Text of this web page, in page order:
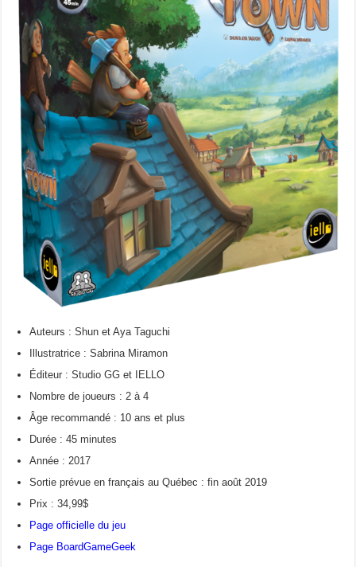
Auteurs : Shun et Aya Taguchi
Illustratrice : Sabrina Miramon
Éditeur : Studio GG et IELLO
Nombre de joueurs : 2 à 4
Âge recommandé : 10 ans et plus
Durée : 45 minutes
Année : 2017
Sortie prévue en français au Québec : fin août 2019
Prix : 34,99$
Page officielle du jeu
Page BoardGameGeek